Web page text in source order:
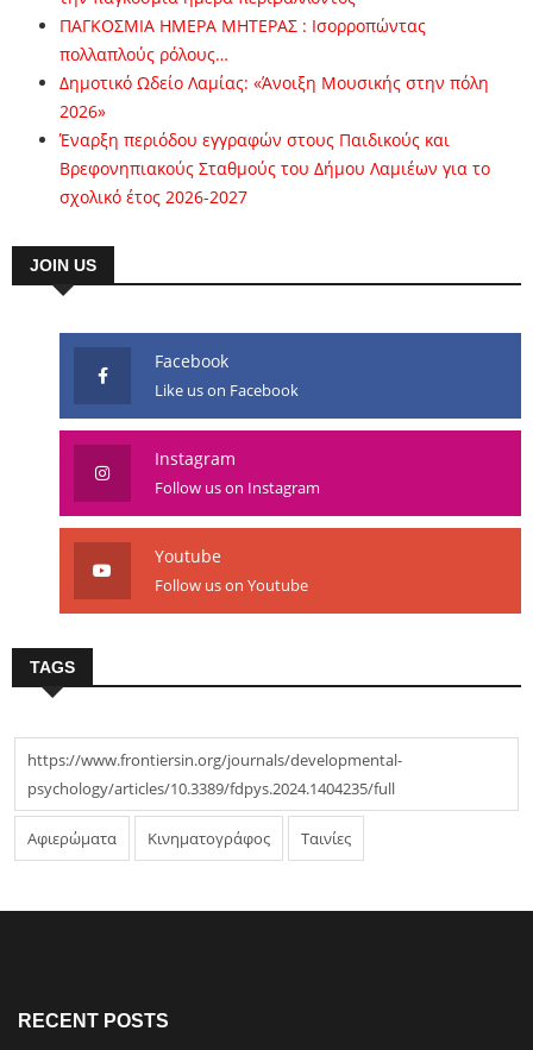
ΠΑΓΚΟΣΜΙΑ ΗΜΕΡΑ ΜΗΤΕΡΑΣ : Ισορροπώντας
πολλαπλούς ρόλους…
Δημοτικό Ωδείο Λαμίας: «Άνοιξη Μουσικής στην πόλη
2026»
Έναρξη περιόδου εγγραφών στους Παιδικούς και
Βρεφονηπιακούς Σταθμούς του Δήμου Λαμιέων για το
σχολικό έτος 2026-2027
JOIN US
Facebook
Like us on Facebook
Instagram
Follow us on Instagram
Youtube
Follow us on Youtube
TAGS
https://www.frontiersin.org/journals/developmental-
psychology/articles/10.3389/fdpys.2024.1404235/full
Αφιερώματα Κινηματογράφος Ταινίες
RECENT POSTS